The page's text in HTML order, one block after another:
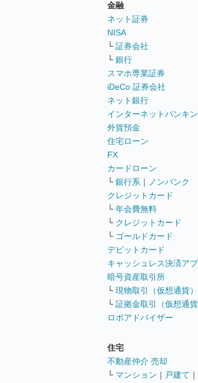
金融
ネット証券
NISA
└ 証券会社
└ 銀行
スマホ専業証券
iDeCo 証券会社
ネット銀行
インターネットバンキ
外貨預金
住宅ローン
FX
カードローン
└ 銀行系 ｜
ノンバンク
クレジットカード
└ 年会費無料
└ クレジットカード
└ ゴールドカード
デビットカード
キャッシュレス決済アプ
暗号資産取引所
└ 現物取引（仮想通貨）
└ 証拠金取引（仮想通貨
ロボアドバイザー
住宅
不動産仲介 売却
└ マンション ｜ 戸建て ｜